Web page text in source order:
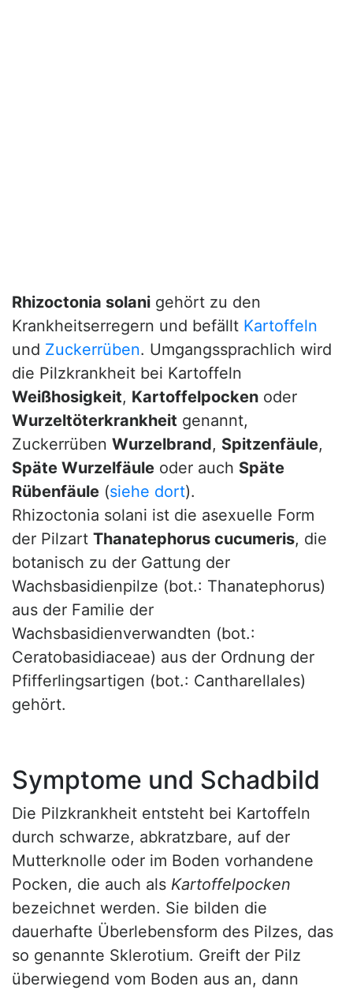
Rhizoctonia solani gehört zu den
Krankheitserregern und befällt Kartoffeln
und Zuckerrüben. Umgangssprachlich wird
die Pilzkrankheit bei Kartoffeln
Weißhosigkeit, Kartoffelpocken oder
Wurzeltöterkrankheit genannt,
Zuckerrüben Wurzelbrand, Spitzenfäule,
Späte Wurzelfäule oder auch Späte
Rübenfäule (siehe dort).
Rhizoctonia solani ist die asexuelle Form
der Pilzart Thanatephorus cucumeris, die
botanisch zu der Gattung der
Wachsbasidienpilze (bot.: Thanatephorus)
aus der Familie der
Wachsbasidienverwandten (bot.:
Ceratobasidiaceae) aus der Ordnung der
Pfifferlingsartigen (bot.: Cantharellales)
gehört.
Symptome und Schadbild
Die Pilzkrankheit entsteht bei Kartoffeln
durch schwarze, abkratzbare, auf der
Mutterknolle oder im Boden vorhandene
Pocken, die auch als Kartoffelpocken
bezeichnet werden. Sie bilden die
dauerhafte Überlebensform des Pilzes, das
so genannte Sklerotium. Greift der Pilz
überwiegend vom Boden aus an, dann